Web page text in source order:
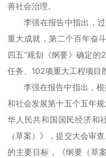
善社会治理。
李强在报告中指出，
重大成就，第二个百年奋
四五”规划《纲要》确定的
任务、102项重大工程项目
李强在报告中指出，
和社会发展第十五个五年
华人民共和国国民经济和
（草案）》，提交大会审
的主要目标，《纲要（草